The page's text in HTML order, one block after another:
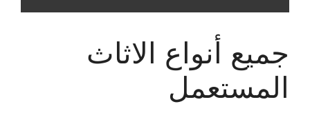
جميع أنواع الاثاث
المستعمل